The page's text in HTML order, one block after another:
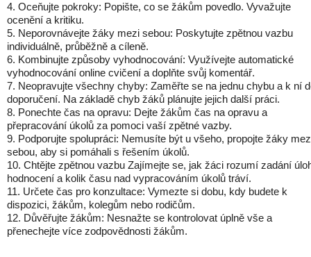
4. Oceňujte pokroky: Popište, co se žákům povedlo. Vyvažujte
ocenění a kritiku.
5. Neporovnávejte žáky mezi sebou: Poskytujte zpětnou vazbu
individuálně, průběžně a cíleně.
6. Kombinujte způsoby vyhodnocování: Využívejte automatické
vyhodnocování online cvičení a doplňte svůj komentář.
7. Neopravujte všechny chyby: Zaměřte se na jednu chybu a k ní
doporučení. Na základě chyb žáků plánujte jejich další práci.
8. Ponechte čas na opravu: Dejte žákům čas na opravu a
přepracování úkolů za pomoci vaší zpětné vazby.
9. Podporujte spolupráci: Nemusíte být u všeho, propojte žáky
sebou, aby si pomáhali s řešením úkolů.
10. Chtějte zpětnou vazbu Zajímejte se, jak žáci rozumí zadání
hodnocení a kolik času nad vypracováním úkolů tráví.
11. Určete čas pro konzultace: Vymezte si dobu, kdy budete k
dispozici, žákům, kolegům nebo rodičům.
12. Důvěřujte žákům: Nesnažte se kontrolovat úplně vše a
přenechejte více zodpovědnosti žákům.